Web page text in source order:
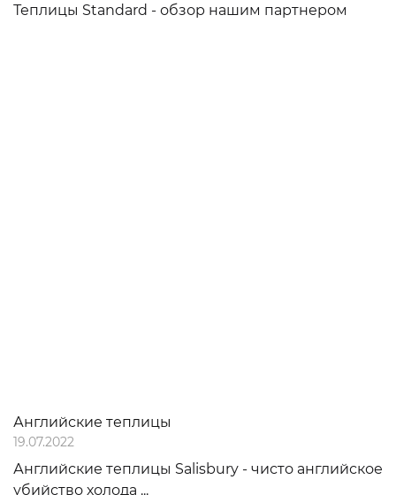
Теплицы Standard - обзор нашим партнером
Английские теплицы
19.07.2022
Английские теплицы Salisbury - чисто английское
убийство холода ...